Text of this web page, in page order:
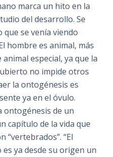
marca un hito en la
del desarrollo. Se
se venía viendo
hombre es animal, más
especial, ya que la
no impide otros
la ontogénesis es
ya en el óvulo.
ontogénesis de un
capítulo de la vida que
“vertebrados”. “El
ya desde su origen un